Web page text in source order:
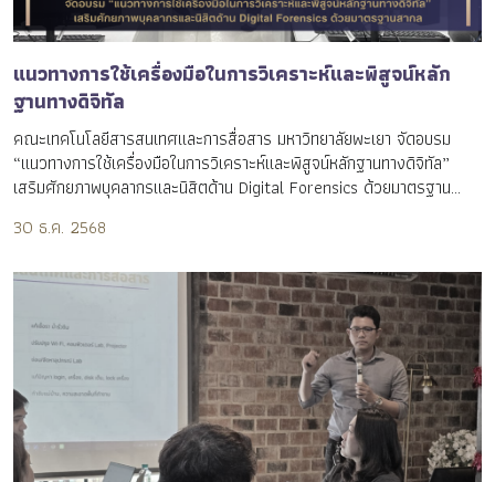
แนวทางการใช้เครื่องมือในการวิเคราะห์และพิสูจน์หลัก
ฐานทางดิจิทัล
คณะเทคโนโลยีสารสนเทศและการสื่อสาร มหาวิทยาลัยพะเยา จัดอบรม
“แนวทางการใช้เครื่องมือในการวิเคราะห์และพิสูจน์หลักฐานทางดิจิทัล”
เสริมศักยภาพบุคลากรและนิสิตด้าน Digital Forensics ด้วยมาตรฐาน
30 ธ.ค. 2568